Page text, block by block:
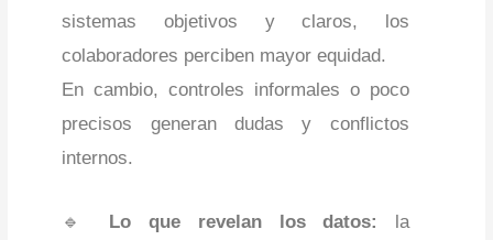
sistemas objetivos y claros, los
colaboradores perciben mayor equidad.
En cambio, controles informales o poco
precisos generan dudas y conflictos
internos.
🔹 Lo que revelan los datos:
la